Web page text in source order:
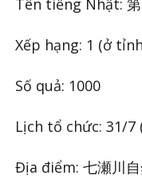
Tên tiếng Nhật: 第
Xếp hạng: 1 (ở
Số quả: 1000
Lịch tổ chức: 31/7
Địa điểm: 七瀬川